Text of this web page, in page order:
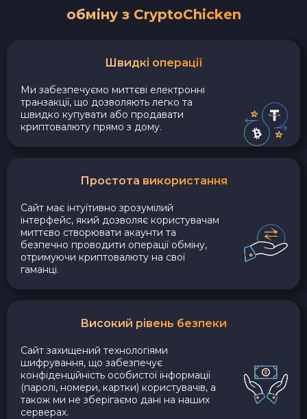
обміну з CryptoChicken
Швидкі операції
Ми забезпечуємо миттєві електронні
транзакції, що дозволяють легко та
швидко купувати або продавати
криптовалюту прямо з дому.
Простота використання
Сайт має інтуїтивно зрозумілий
інтерфейс, який дозволяє користувачам
миттєво створювати акаунти та
безпечно проводити операції обміну,
отримуючи криптовалюту на свої
гаманці.
Високий рівень безпеки
Сайт захищений технологіями
шифрування, що забезпечує
конфіденційність особистої інформації
(паролі, номери, картки) користувачів, а
також ми не зберігаємо дані на наших
серверах.